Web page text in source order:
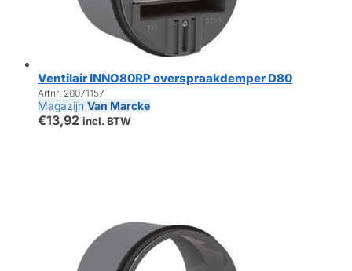
Ventilair INNO80RP overspraakdemper D80
Artnr: 20071157
Magazijn Van Marcke
€13,92 incl. BTW